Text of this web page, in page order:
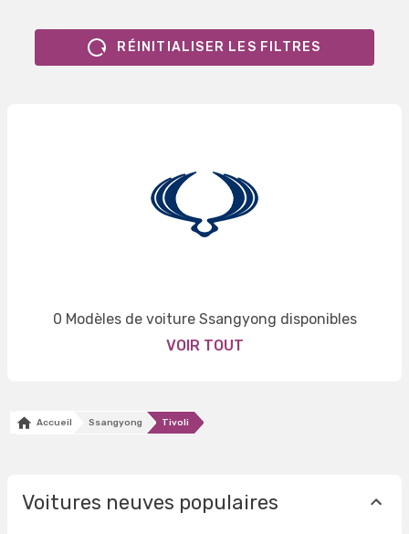
RÉINITIALISER LES FILTRES
0 Modèles de voiture Ssangyong disponibles
VOIR TOUT
Accueil Ssangyong Tivoli
Voitures neuves populaires